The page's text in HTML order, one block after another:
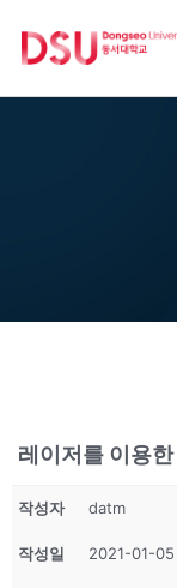
레이저를 이용
작성자 datm
작성일 2021-01-